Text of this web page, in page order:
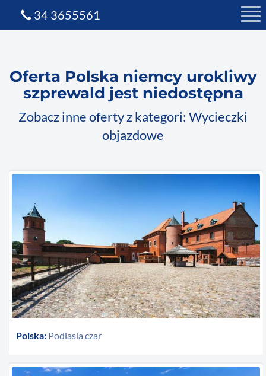
Oferta Polska niemcy urokliwy
szprewald jest niedostępna
Zobacz inne oferty z kategori: Wycieczki
objazdowe
Polska: Podlasia czar
34 3655561